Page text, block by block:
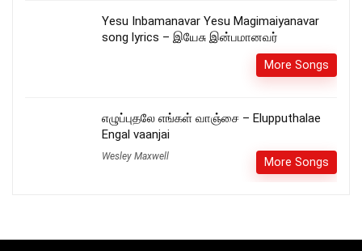
Yesu Inbamanavar Yesu Magimaiyanavar
song lyrics – இயேசு இன்பமானவர்
More Songs
எழுப்புதலே எங்கள் வாஞ்சை – Elupputhalae
Engal vaanjai
Wesley Maxwell More Songs